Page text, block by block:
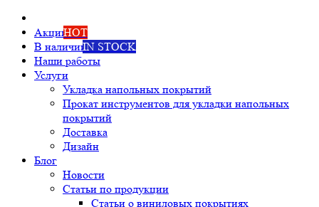
АкцииHOT
В наличииIN STOCK
Наши работы
Услуги
Укладка напольных покрытий
Прокат инструментов для укладки напольных
покрытий
Доставка
Дизайн
Блог
Новости
Статьи по продукции
Статьи о виниловых покрытиях